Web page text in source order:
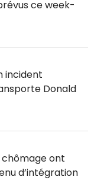
ce week-
incident
Donald
chômage ont
d’intégration